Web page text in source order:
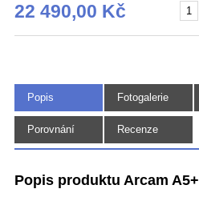
22 490,00 Kč
Popis Fotogalerie
(12)
Porovnání Recenze
Popis produktu Arcam A5+